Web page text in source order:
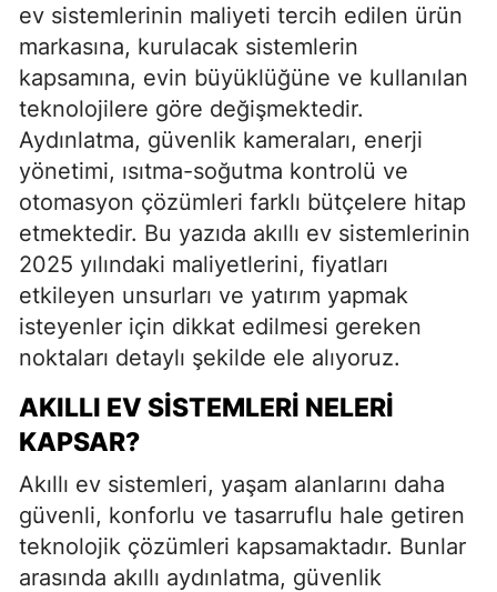
ev sistemlerinin maliyeti tercih edilen ürün
markasına, kurulacak sistemlerin
kapsamına, evin büyüklüğüne ve kullanılan
teknolojilere göre değişmektedir.
Aydınlatma, güvenlik kameraları, enerji
yönetimi, ısıtma-soğutma kontrolü ve
otomasyon çözümleri farklı bütçelere hitap
etmektedir. Bu yazıda akıllı ev sistemlerinin
2025 yılındaki maliyetlerini, fiyatları
etkileyen unsurları ve yatırım yapmak
isteyenler için dikkat edilmesi gereken
noktaları detaylı şekilde ele alıyoruz.
AKILLI EV SISTEMLERI NELERI
KAPSAR?
Akıllı ev sistemleri, yaşam alanlarını daha
güvenli, konforlu ve tasarruflu hale getiren
teknolojik çözümleri kapsamaktadır. Bunlar
arasında akıllı aydınlatma, güvenlik